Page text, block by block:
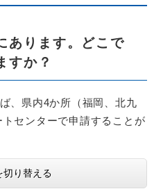
あります。どこで
すか？
、県内4か所（福岡、北九
センターで申請することが
り替える